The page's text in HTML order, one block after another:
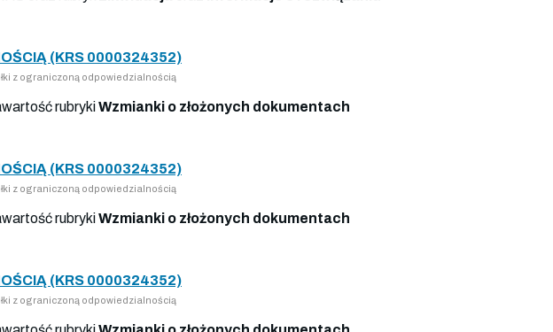
(KRS 0000324352)
z ograniczoną odpowiedzialnością
rubrykiWzmianki o złożonych dokumentach
(KRS 0000324352)
z ograniczoną odpowiedzialnością
rubrykiWzmianki o złożonych dokumentach
(KRS 0000324352)
z ograniczoną odpowiedzialnością